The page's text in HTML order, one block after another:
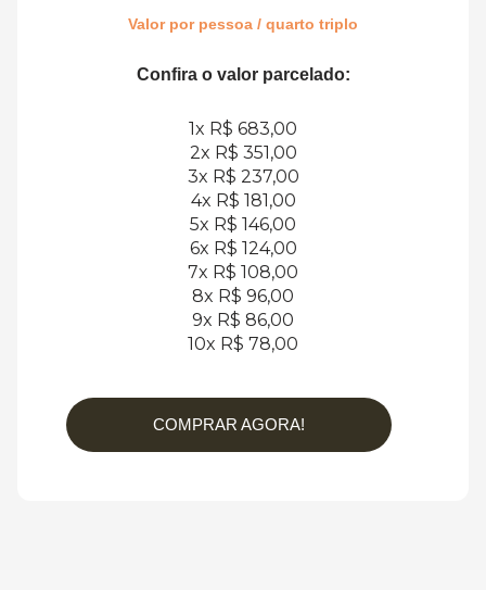
Valor por pessoa / quarto triplo
Confira o valor parcelado:
1x R$ 683,00
2x R$ 351,00
3x R$ 237,00
4x R$ 181,00
5x R$ 146,00
6x R$ 124,00
7x R$ 108,00
8x R$ 96,00
9x R$ 86,00
10x R$ 78,00
COMPRAR AGORA!